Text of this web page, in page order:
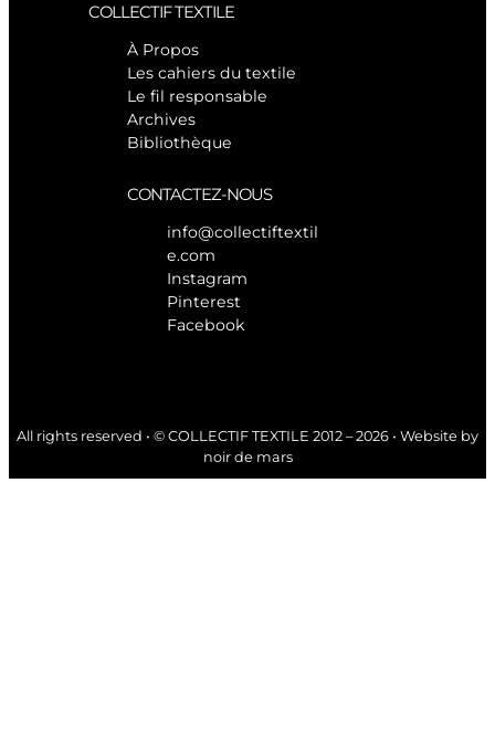
COLLECTIF TEXTILE
À Propos
Les cahiers du textile
Le fil responsable
Archives
Bibliothèque
CONTACTEZ-NOUS
info@collectiftextil
e.com
Instagram
Pinterest
Facebook
All rights reserved • © COLLECTIF TEXTILE 2012 – 2026 • Website by
noir de mars